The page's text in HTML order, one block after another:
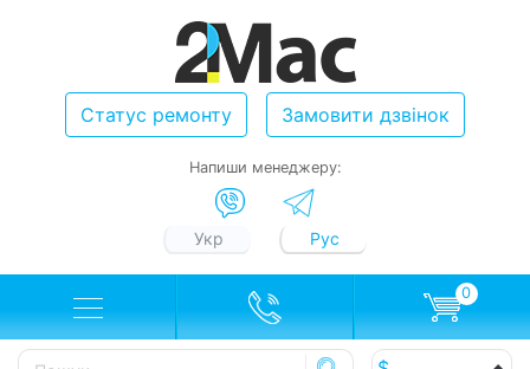
Статус ремонту Замовити дзвінок
Напиши менеджеру:
Укр Рус
0